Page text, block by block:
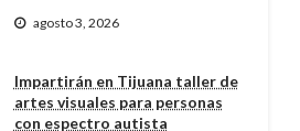
agosto 3, 2026
Impartirán en Tijuana taller de
artes visuales para personas
con espectro autista